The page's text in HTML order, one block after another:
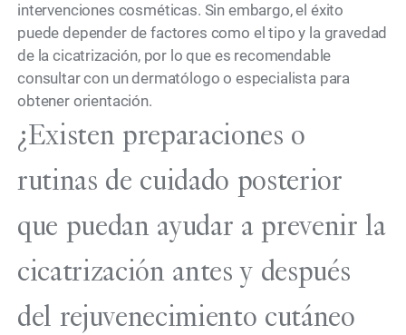
intervenciones cosméticas. Sin embargo, el éxito
puede depender de factores como el tipo y la gravedad
de la cicatrización, por lo que es recomendable
consultar con un dermatólogo o especialista para
obtener orientación.
¿Existen preparaciones o
rutinas de cuidado posterior
que puedan ayudar a prevenir la
cicatrización antes y después
del rejuvenecimiento cutáneo